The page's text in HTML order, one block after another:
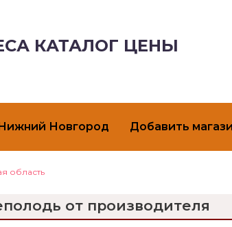
КАТАЛОГ ЦЕНЫ
Новгород Добавить
область
от производителя